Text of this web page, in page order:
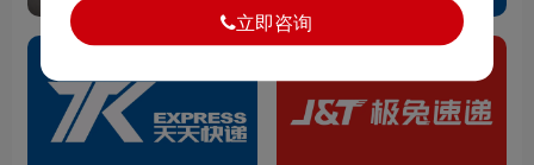
立即咨询